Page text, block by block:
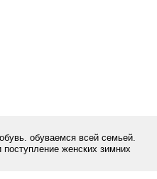
обуваемся всей семьей.
женских зимних